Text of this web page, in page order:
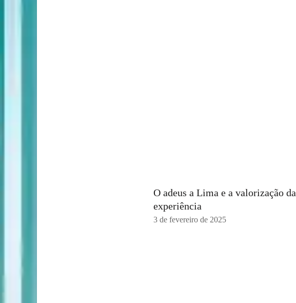
O adeus a Lima e a valorização da
experiência
3 de fevereiro de 2025